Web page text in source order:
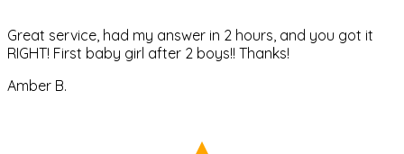
Great service, had my answer in 2 hours, and you got it
RIGHT! First baby girl after 2 boys!! Thanks!
Amber B.